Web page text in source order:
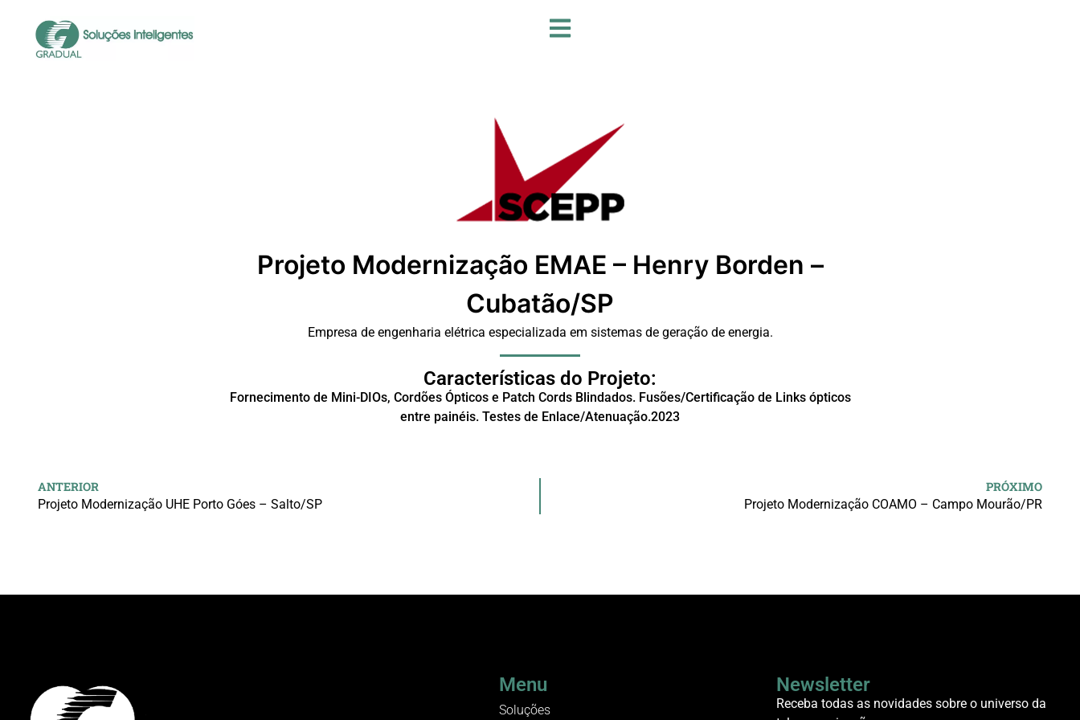
Projeto Modernização EMAE – Henry Borden –
Cubatão/SP
Empresa de engenharia elétrica especializada em sistemas de geração de energia.
Características do Projeto:
Fornecimento de Mini-DIOs, Cordões Ópticos e Patch Cords Blindados. Fusões/Certificação de Links ópticos
entre painéis. Testes de Enlace/Atenuação.2023
ANTERIOR
Projeto Modernização UHE Porto Góes – Salto/SP
PRÓXIMO
Projeto Modernização COAMO – Campo Mourão/PR
Menu
Soluções
Newsletter
Receba todas as novidades sobre o universo da